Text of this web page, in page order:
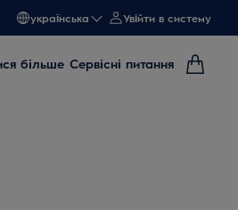
українська Увійти в систему
більше Сервісні питання